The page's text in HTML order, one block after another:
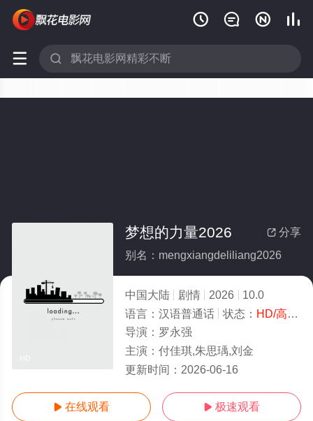
   
 
 分享
梦想的力量2026
别名：mengxiangdeliliang2026
中国大陆 剧情 2026
10.0
语言： 汉语普通话 状态： HD/高清
导演： 罗永强
主演： 付佳琪,朱思瑀,刘金
更新时间： 2026-06-16
 在线观看  极速观看